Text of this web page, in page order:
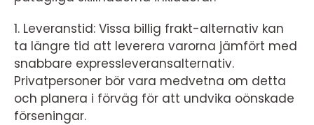
1. Leveranstid: Vissa billig frakt-alternativ kan
ta längre tid att leverera varorna jämfört med
snabbare expressleveransalternativ.
Privatpersoner bör vara medvetna om detta
och planera i förväg för att undvika oönskade
förseningar.